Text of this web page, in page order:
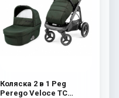
Коляска 2 в 1 Peg
Perego Veloce TC